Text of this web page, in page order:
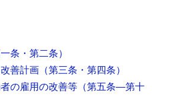
一条・第二条）
善計画 （第三条・第四条）
の雇用の改善等 （第五条―第十